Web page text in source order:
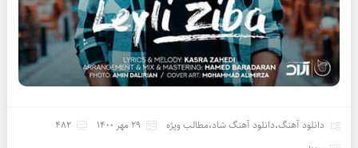
دانلود آهنگ،دانلود آهنگ شاد،مطالب ویژه 29 مهر 1400
482